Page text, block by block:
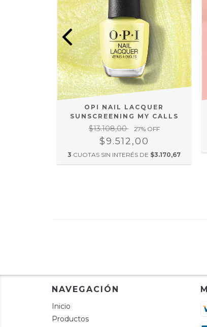
OPI NAIL LACQUER
SUNSCREENING MY CALLS
$13.108,00 27% OFF
$9.512,00
3 CUOTAS SIN INTERÉS DE $3.170,67
NAVEGACIÓN
Inicio
Productos